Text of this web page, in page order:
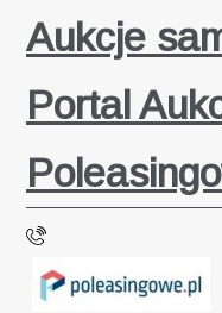
Aukcje
Portal